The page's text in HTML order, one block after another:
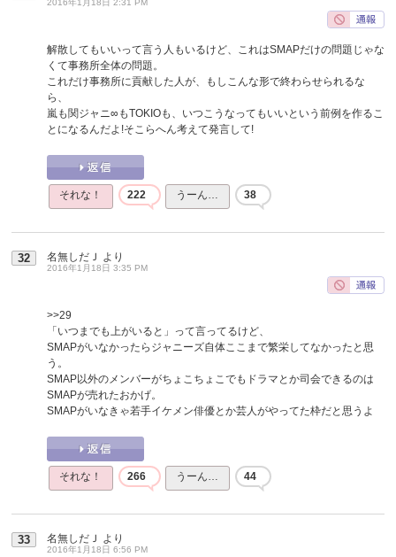
解散してもいいって言う人もいるけど、これはSMAPだけの問題じゃな
くて事務所全体の問題。
これだけ事務所に貢献した人が、もしこんな形で終わらせられるな
ら、
嵐も関ジャニ∞もTOKIOも、いつこうなってもいいという前例を作るこ
とになるんだよ!そこらへん考えて発言して!
それな！ 222 うーん… 38
32 名無しだＪ より
2016年1月18日 3:35 PM
>>29
「いつまでも上がいると」って言ってるけど、
SMAPがいなかったらジャニーズ自体ここまで繁栄してなかったと思
う。
SMAP以外のメンバーがちょこちょこでもドラマとか司会できるのは
SMAPが売れたおかげ。
SMAPがいなきゃ若手イケメン俳優とか芸人がやってた枠だと思うよ
それな！ 266 うーん… 44
33 名無しだＪ より
2016年1月18日 6:56 PM